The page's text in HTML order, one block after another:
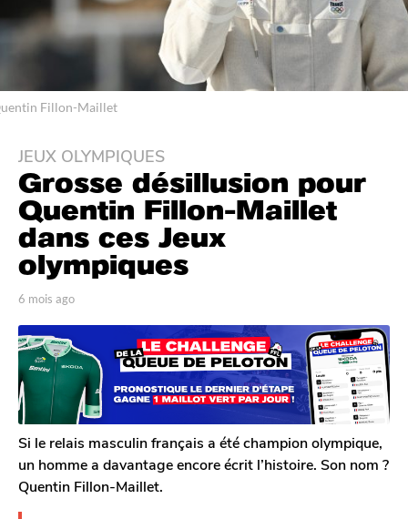
Fillon-Maillet
6
m
o
i
s
a
4
m
o
i
s
a
g
o
JEUX OLYMPIQUES
Grosse désillusion pour
Quentin Fillon-Maillet
dans ces Jeux
olympiques
p
r
T
o
m
G
a
l
r
o
n
6 mois ago
i
s
g
o
Si le relais masculin français a été champion olympique,
un homme a davantage encore écrit l’histoire. Son nom ?
Quentin Fillon-Maillet.